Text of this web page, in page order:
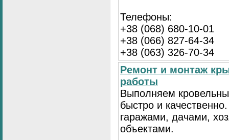
Телефоны:
+38 (068) 680-10-01
+38 (066) 827-64-34
+38 (063) 326-70-34
Ремонт и монтаж
работы
Выполняем
быстро и
гаражами, дачами,
объектами.